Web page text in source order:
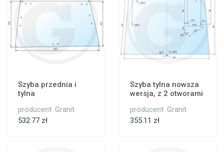
Szyba przednia i
tylna
producent: Granit
532.77 zł
Szyba tylna nowsza
wersja, z 2 otworami
producent: Granit
355.11 zł